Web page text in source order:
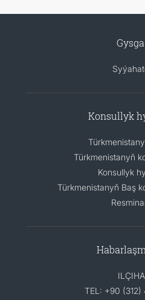
Konsullyk
Türkmenistanyň
Konsullyk
Türkmenistanyň Baş
TEL: +90 (312)